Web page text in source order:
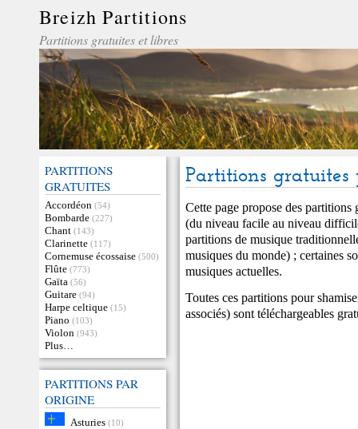
Breizh Partitions
Partitions gratuites et libres
PARTITIONS
GRATUITES
Accordéon (54)
Bombarde (227)
Chant (143)
Clarinette (117)
Cornemuse écossaise (500)
Flûte (773)
Gaïta (56)
Guitare (94)
Harpe celtique (15)
Piano (103)
Violon (943)
Plus…
PARTITIONS PAR
ORIGINE
Asturies (10)
Partitions gratuites
Cette page propose des
(du niveau facile au niveau
partitions de musique
musiques du monde) ; certaines
musiques actuelles.
Toutes ces partitions pour
associés) sont téléchargeables